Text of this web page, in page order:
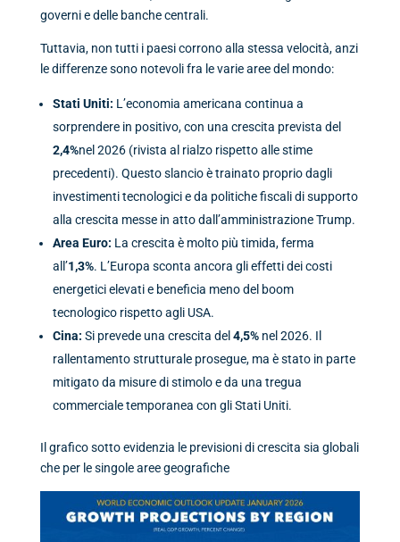
governi e delle banche centrali.
Tuttavia, non tutti i paesi corrono alla stessa velocità, anzi
le differenze sono notevoli fra le varie aree del mondo:
Stati Uniti: L’economia americana continua a
sorprendere in positivo, con una crescita prevista del
2,4%nel 2026 (rivista al rialzo rispetto alle stime
precedenti). Questo slancio è trainato proprio dagli
investimenti tecnologici e da politiche fiscali di supporto
alla crescita messe in atto dall’amministrazione Trump.
Area Euro: La crescita è molto più timida, ferma
all’1,3%. L’Europa sconta ancora gli effetti dei costi
energetici elevati e beneficia meno del boom
tecnologico rispetto agli USA.
Cina: Si prevede una crescita del 4,5%nel 2026. Il
rallentamento strutturale prosegue, ma è stato in parte
mitigato da misure di stimolo e da una tregua
commerciale temporanea con gli Stati Uniti.
Il grafico sotto evidenzia le previsioni di crescita sia globali
che per le singole aree geografiche